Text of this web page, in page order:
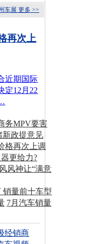
更多 >>
车展
再次上
近期国际
定12月22
务MPV要害
新政提意见
格再次上调
更给力?
风神让“满意
销量前十车型
7月汽车销量
经销商